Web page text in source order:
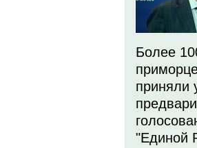
Более
приняли
"Единой